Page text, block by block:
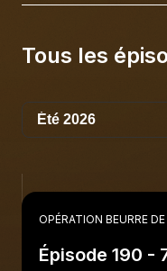
Tous les
OPÉRATION BEURRE
Épisode 190 -